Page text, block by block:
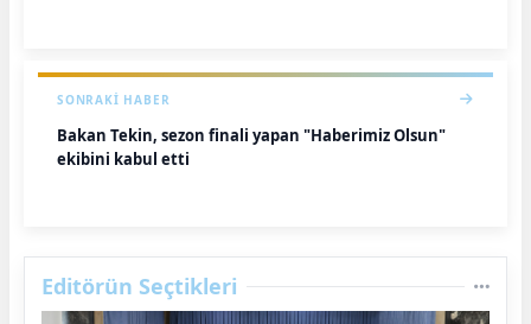
SONRAKI HABER
Bakan Tekin, sezon finali yapan "Haberimiz Olsun"
ekibini kabul etti
Editörün Seçtikleri